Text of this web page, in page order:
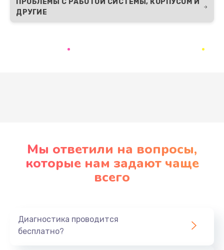
ДРУГИЕ
Мы ответили на вопросы,
которые нам задают чаще
всего
Диагностика проводится
бесплатно?